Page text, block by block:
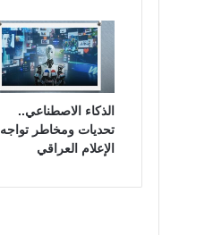
الذكاء الاصطناعي..
تحديات ومخاطر تواجه
الإعلام العراقي